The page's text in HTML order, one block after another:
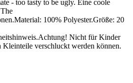
- too tasty to be ugly. Eine coole
100% Polyester.Größe: 20
Nicht für Kinder
Kleinteile verschluckt werden können.